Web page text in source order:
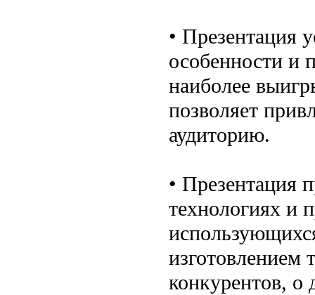
• Презентация
особенности и
наиболее
позволяет
аудиторию.
• Презентация
технологиях и
изготовлением
конкурентов, о